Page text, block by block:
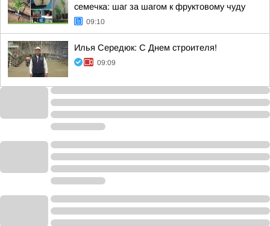
семечка: шаг за шагом к фруктовому чуду
09:10
Илья Середюк: С Днем строителя!
09:09